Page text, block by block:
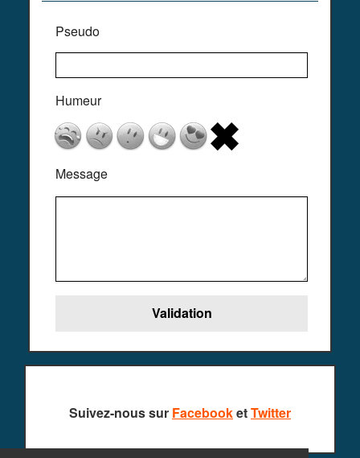
Pseudo
Humeur
Message
Suivez-nous sur FacebooketTwitter